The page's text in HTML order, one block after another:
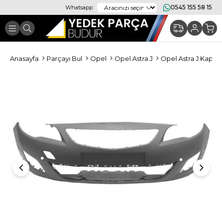
Whatsapp 0545 155 58 15
Anasayfa Parçayı Bul Opel Opel Astra J Opel Astra J